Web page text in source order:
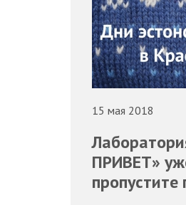
15 мая 2018
ПРИВЕТ»
пропустите